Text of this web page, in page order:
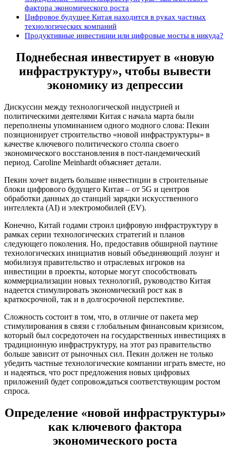
фактора экономического роста
Цифровое будущее Китая находится в руках частных
технологических компаний
Продуктивные инвестиции или цифровые мосты в никуда?
Поднебесная инвестирует в «новую
инфраструктуру», чтобы вывести
экономику из депрессии
Дискуссии между технологической индустрией и
политическими деятелями Китая с начала марта были
переполнены упоминанием одного модного слова: Пекин
позиционирует строительство «новой инфраструктуры» в
качестве ключевого политического столпа своего
экономического восстановления в пост-пандемический
период. Caroline Meinhardt объясняет детали.
Пекин хочет видеть большие инвестиции в строительные
блоки цифрового будущего Китая – от 5G и центров
обработки данных до станций зарядки искусственного
интеллекта (AI) и электромобилей (EV).
Конечно, Китай годами строил цифровую инфраструктуру в
рамках серии технологических стратегий и планов
следующего поколения. Но, предоставив обширной паутине
технологических инициатив новый объединяющий лозунг и
мобилизуя правительство и отраслевых игроков на
инвестиции в проекты, которые могут способствовать
коммерциализации новых технологий, руководство Китая
надеется стимулировать экономический рост как в
краткосрочной, так и в долгосрочной перспективе.
Сложность состоит в том, что, в отличие от пакета мер
стимулирования в связи с глобальным финансовым кризисом,
который был сосредоточен на государственных инвестициях в
традиционную инфраструктуру, на этот раз правительство
больше зависит от рыночных сил. Пекин должен не только
убедить частные технологические компании играть вместе, но
и надеяться, что рост предложения новых цифровых
приложений будет сопровождаться соответствующим ростом
спроса.
Определение «новой инфраструктуры»
как ключевого фактора
экономического роста